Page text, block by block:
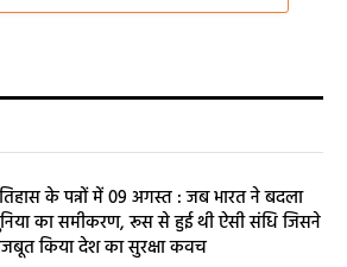
के पन्नों में 09 अगस्त : जब भारत ने बदला
का समीकरण, रूस से हुई थी ऐसी संधि जिसने
किया देश का सुरक्षा कवच